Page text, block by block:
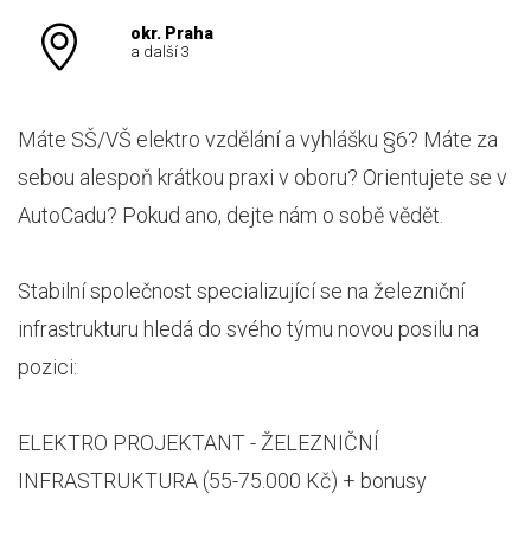
okr. Praha
a další 3
Máte SŠ/VŠ elektro vzdělání a vyhlášku §6? Máte za
sebou alespoň krátkou praxi v oboru? Orientujete se v
AutoCadu? Pokud ano, dejte nám o sobě vědět.
Stabilní společnost specializující se na železniční
infrastrukturu hledá do svého týmu novou posilu na
pozici:
ELEKTRO PROJEKTANT - ŽELEZNIČNÍ
INFRASTRUKTURA (55-75.000 Kč) + bonusy